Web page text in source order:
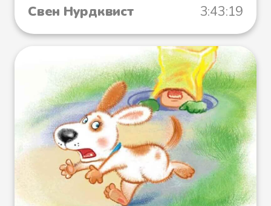
Свен Нурдквист
3:43:19